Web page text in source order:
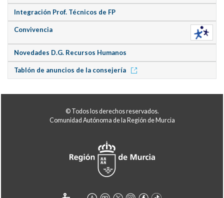
Integración Prof. Técnicos de FP
Convivencia
Novedades D.G. Recursos Humanos
Tablón de anuncios de la consejería
© Todos los derechos reservados.
Comunidad Autónoma de la Región de Murcia